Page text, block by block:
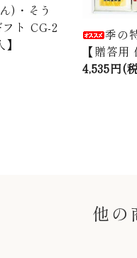
)・そう
ト CG-2
季の
【贈答用
4,535円(
他の